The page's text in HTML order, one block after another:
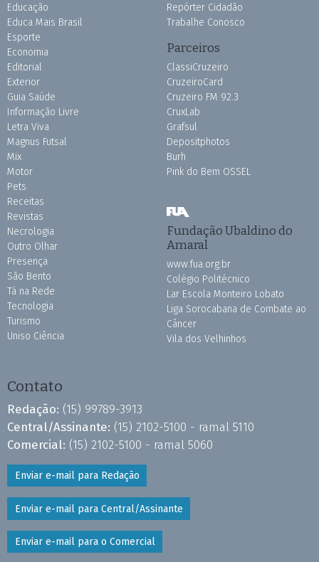
Educação
Educa Mais Brasil
Esporte
Economia
Editorial
Exterior
Guia Saúde
Informação Livre
Letra Viva
Magnus Futsal
Mix
Motor
Pets
Receitas
Revistas
Necrologia
Outro Olhar
Presença
São Bento
Tá na Rede
Tecnologia
Turismo
Uniso Ciência
Repórter Cidadão
Trabalhe Conosco
Parceiros
ClassiCruzeiro
CruzeiroCard
Cruzeiro FM 92.3
CruxLab
Grafsul
Depositphotos
Burh
Pink do Bem OSSEL
Fundação Ubaldino do
Amaral
www.fua.org.br
Colégio Politécnico
Lar Escola Monteiro Lobato
Liga Sorocabana de Combate ao
Câncer
Vila dos Velhinhos
Contato
Redação: (15) 99789-3913
Central/Assinante: (15) 2102-5100 - ramal 5110
Comercial: (15) 2102-5100 - ramal 5060
Enviar e-mail para Redação
Enviar e-mail para Central/Assinante
Enviar e-mail para o Comercial